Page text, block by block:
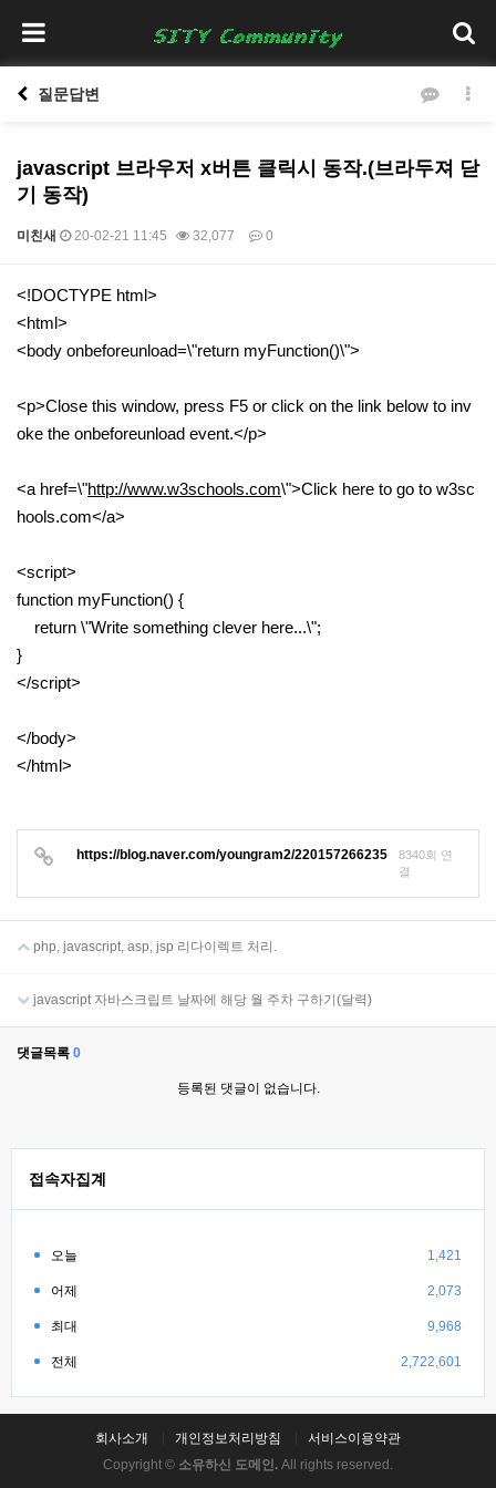
질문답변
javascript 브라우저 x버튼 클릭시 동작.(브라두져 닫
기 동작)
미친새 20-02-21 11:45 32,077 0
본문
<!DOCTYPE html>
<html>
<body onbeforeunload=\"return myFunction()\">
<p>Close this window, press F5 or click on the link below to inv
oke the onbeforeunload event.</p>
<a href=\"http://www.w3schools.com\">Click here to go to w3sc
hools.com</a>
<script>
function myFunction() {
return \"Write something clever here...\";
}
</script>
</body>
</html>
https://blog.naver.com/youngram2/220157266235
8340회 연
결
php, javascript, asp, jsp 리다이렉트 처리.
javascript 자바스크립트 날짜에 해당 월 주차 구하기(달력)
댓글목록 0
등록된 댓글이 없습니다.
접속자집계
오늘 1,421
어제 2,073
최대 9,968
전체 2,722,601
회사소개 개인정보처리방침
서비스이용약관
Copyright © 소유하신 도메인. All rights reserved.